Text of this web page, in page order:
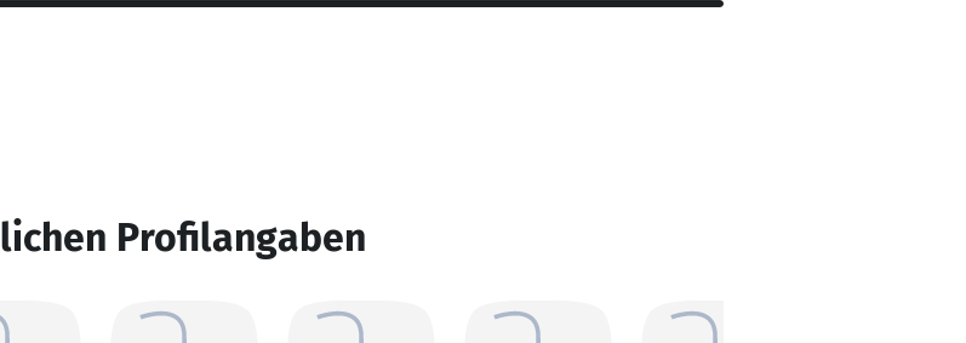
Profilangaben